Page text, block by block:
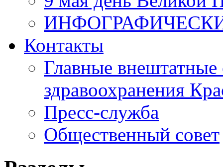
Контакты
Главные внештатные
здравоохранения
Пресс-служба
Общественный совет